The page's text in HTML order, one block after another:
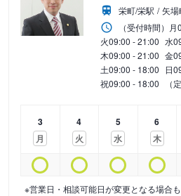
栄町/栄駅
矢場
（受付時間） 月
火09:00 - 21:00 水
木09:00 - 21:00 金
土09:00 - 18:00 日
祝09:00 - 18:00 （
3
月
4
火
5
水
6
木
※営業日・相談可能日が変更となる場合